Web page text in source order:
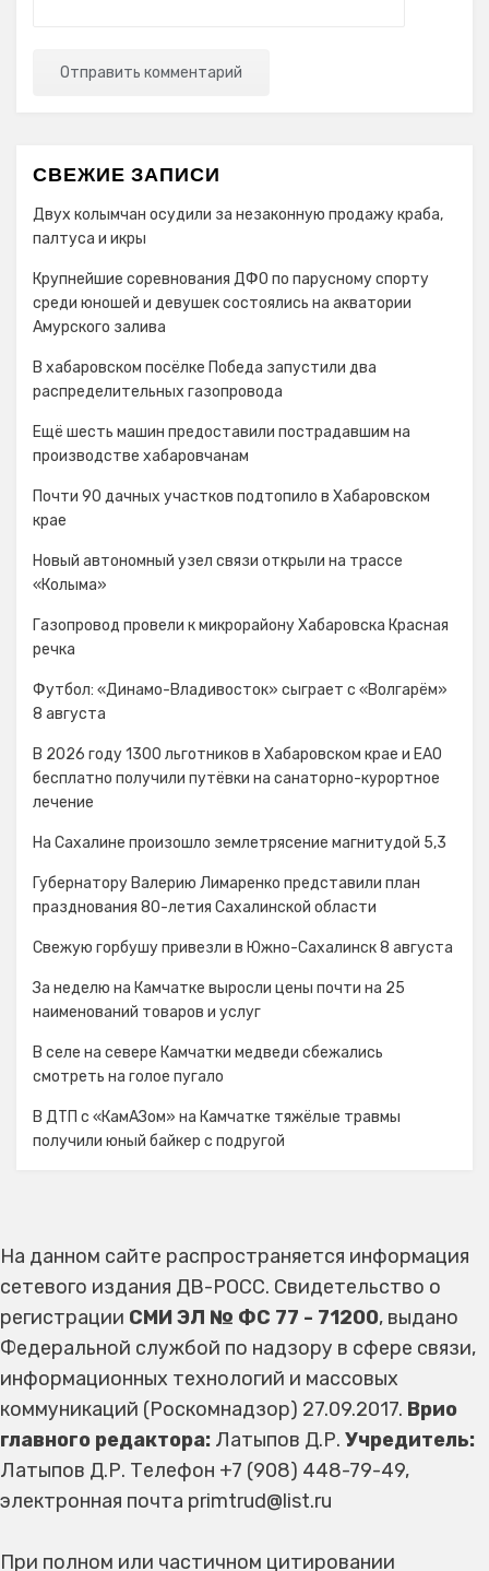
СВЕЖИЕ ЗАПИСИ
Двух колымчан осудили за незаконную продажу краба,
палтуса и икры
Крупнейшие соревнования ДФО по парусному спорту
среди юношей и девушек состоялись на акватории
Амурского залива
В хабаровском посёлке Победа запустили два
распределительных газопровода
Ещё шесть машин предоставили пострадавшим на
производстве хабаровчанам
Почти 90 дачных участков подтопило в Хабаровском
крае
Новый автономный узел связи открыли на трассе
«Колыма»
Газопровод провели к микрорайону Хабаровска Красная
речка
Футбол: «Динамо-Владивосток» сыграет с «Волгарём»
8 августа
В 2026 году 1300 льготников в Хабаровском крае и ЕАО
бесплатно получили путёвки на санаторно-курортное
лечение
На Сахалине произошло землетрясение магнитудой 5,3
Губернатору Валерию Лимаренко представили план
празднования 80-летия Сахалинской области
Свежую горбушу привезли в Южно-Сахалинск 8 августа
За неделю на Камчатке выросли цены почти на 25
наименований товаров и услуг
В селе на севере Камчатки медведи сбежались
смотреть на голое пугало
В ДТП с «КамАЗом» на Камчатке тяжёлые травмы
получили юный байкер с подругой
На данном сайте распространяется информация
сетевого издания ДВ-РОСС. Свидетельство о
регистрации СМИ ЭЛ № ФС 77 - 71200, выдано
Федеральной службой по надзору в сфере связи,
информационных технологий и массовых
коммуникаций (Роскомнадзор) 27.09.2017. Врио
главного редактора: Латыпов Д.Р. Учредитель:
Латыпов Д.Р. Телефон +7 (908) 448-79-49,
электронная почта primtrud@list.ru
При полном или частичном цитировании